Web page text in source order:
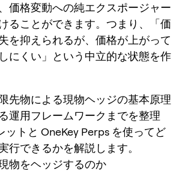
価格変動への純エクスポージャー
ることができます。つまり、「価
を抑えられるが、価格が上がって
にくい」という中立的な状態を作
先物による現物ヘッジの基本原理
運用フレームワークまでを整理
ットと OneKey Perps を使ってど
行できるかを解説します。
物をヘッジするのか